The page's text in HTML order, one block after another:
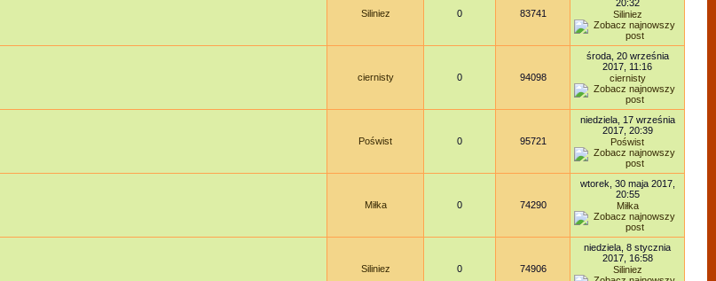
Siliniez 0 83741
20:32
Siliniez
ciernisty 0 94098
środa, 20 września
2017, 11:16
ciernisty
Poświst 0 95721
niedziela, 17 września
2017, 20:39
Poświst
Miłka 0 74290
wtorek, 30 maja 2017,
20:55
Miłka
Siliniez 0 74906
niedziela, 8 stycznia
2017, 16:58
Siliniez